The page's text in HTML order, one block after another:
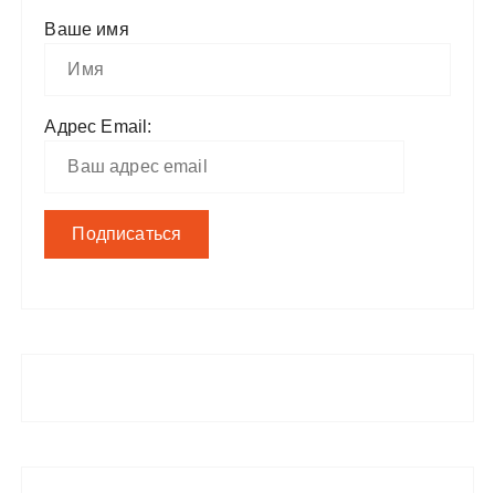
Ваше имя
Адрес Email: